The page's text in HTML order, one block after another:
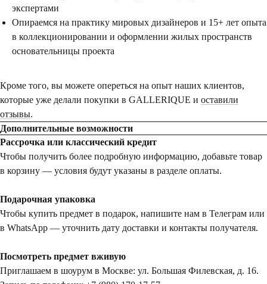
экспертами
Опираемся на практику мировых дизайнеров и 15+ лет опыта
в коллекционировании и оформлении жилых пространств
основательницы проекта
Кроме того, вы можете опереться на опыт наших клиентов,
которые уже делали покупки в GALLERIQUE и оставили
отзывы.
Дополнительные возможности
Рассрочка или классический кредит
Чтобы получить более подробную информацию, добавьте товар
в корзину — условия будут указаны в разделе оплаты.
Подарочная упаковка
Чтобы купить предмет в подарок, напишите нам в Телеграм или
в WhatsApp — уточнить дату доставки и контакты получателя.
Посмотреть предмет вживую
Приглашаем в шоурум в Москве: ул. Большая Филевская, д. 16.